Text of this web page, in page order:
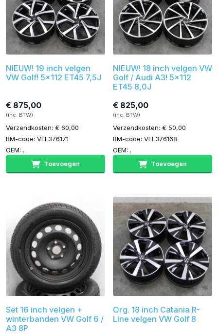
NIEUW! 19 inch velgen
VW Golf! 5x112 ET45 7,5J
€ 875,00
(inc. BTW)
Verzendkosten: € 60,00
BM-code: VEL376171
OEM: .
Toevoegen
NIEUW! 18 inch velgen VW
Golf / Audi A3! 5x112
ET45 8,0J
€ 825,00
(inc. BTW)
Verzendkosten: € 50,00
BM-code: VEL376168
OEM: .
Toevoegen
Set 16 inch velgen +
winterbanden VW Golf 6 /
A3 8P
Org. 18 inch Catania R-
Line velgen VW Golf 8